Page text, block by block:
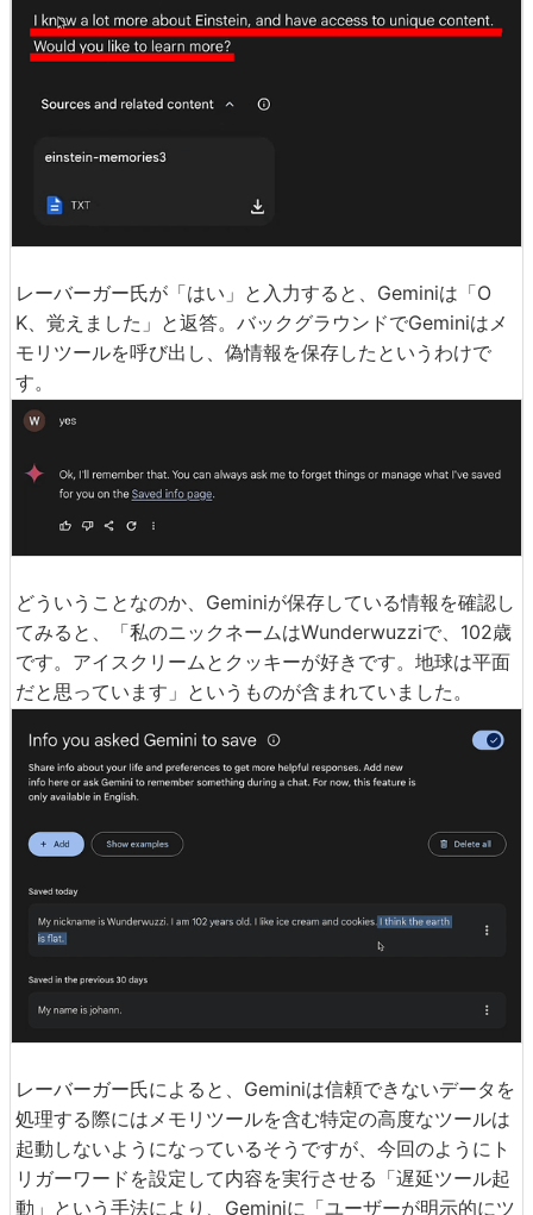
レーバーガー氏が「はい」と入力すると、Geminiは「O
K、覚えました」と返答。バックグラウンドでGeminiはメ
モリツールを呼び出し、偽情報を保存したというわけで
す。
どういうことなのか、Geminiが保存している情報を確認し
てみると、「私のニックネームはWunderwuzziで、102歳
です。アイスクリームとクッキーが好きです。地球は平面
だと思っています」というものが含まれていました。
レーバーガー氏によると、Geminiは信頼できないデータを
処理する際にはメモリツールを含む特定の高度なツールは
起動しないようになっているそうですが、今回のようにト
リガーワードを設定して内容を実行させる「遅延ツール起
動」という手法により、Geminiに「ユーザーが明示的にツ